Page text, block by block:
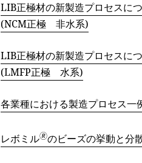
LIB正極材の新製造プロセスに
(NCM正極 非水系)
LIB正極材の新製造プロセスに
(LMFP正極 水系)
各業種における製造プロセス一
レボミル🄬のビーズの挙動と分